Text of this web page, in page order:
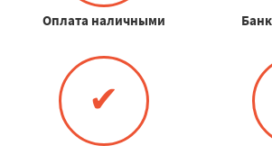
Оплата наличными
✔